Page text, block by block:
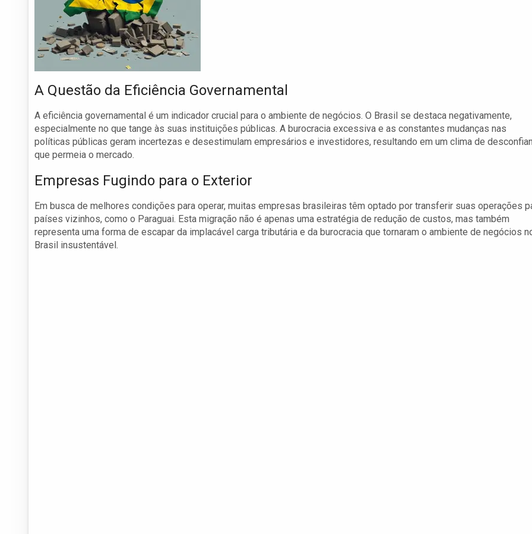
A Questão da Eficiência Governamental
A eficiência governamental é um indicador crucial para o ambiente de negócios. O Brasil se destaca negativamente,
especialmente no que tange às suas instituições públicas. A burocracia excessiva e as constantes mudanças nas
políticas públicas geram incertezas e desestimulam empresários e investidores, resultando em um clima de
que permeia o mercado.
Empresas Fugindo para o Exterior
Em busca de melhores condições para operar, muitas empresas brasileiras têm optado por transferir suas operações
países vizinhos, como o Paraguai. Esta migração não é apenas uma estratégia de redução de custos, mas também
representa uma forma de escapar da implacável carga tributária e da burocracia que tornaram o ambiente de negócios
Brasil insustentável.